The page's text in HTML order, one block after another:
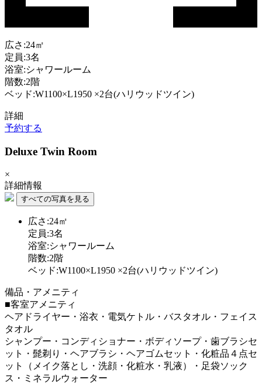
広さ:24㎡
定員:3名
浴室:シャワールーム
階数:2階
ベッド:W1100×L1950 ×2台(ハリウッドツイン)
詳細
予約する
Deluxe Twin Room
×
詳細情報
すべての写真を見る
広さ:24㎡
定員:3名
浴室:シャワールーム
階数:2階
ベッド:W1100×L1950 ×2台(ハリウッドツイン)
備品・アメニティ
■客室アメニティ
ヘアドライヤー・浴衣・電気ケトル・バスタオル・フェイス
タオル
シャンプー・コンディショナー・ボディソープ・歯ブラシセ
ット・髭剃り・ヘアブラシ・ヘアゴムセット・化粧品４点セ
ット（メイク落とし・洗顔・化粧水・乳液）・足袋ソック
ス・ミネラルウォーター